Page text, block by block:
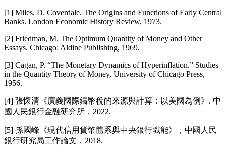
[1] Miles, D. Coverdale. The Origins and Functions of Early Central
Banks. London Economic History Review, 1973.
[2] Friedman, M. The Optimum Quantity of Money and Other
Essays. Chicago: Aldine Publishing, 1969.
[3] Cagan, P. “The Monetary Dynamics of Hyperinflation.” Studies
in the Quantity Theory of Money, University of Chicago Press,
1956.
[4] 張懷清《廣義國際鑄幣稅的來源與計算：以美國為例》 . 中
國人民銀行金融研究所， 2022.
[5] 孫國峰《現代信用貨幣體系與中央銀行職能》，中國人民
銀行研究局工作論文， 2018.